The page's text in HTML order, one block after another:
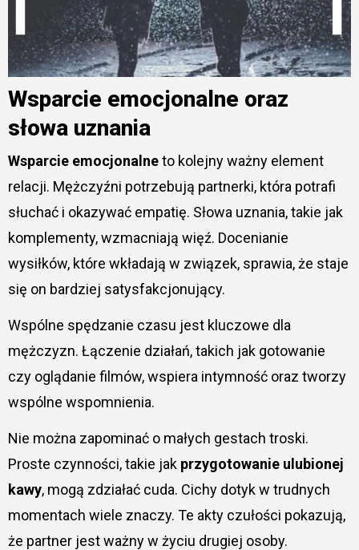
Wsparcie emocjonalne oraz
słowa uznania
Wsparcie emocjonalneto kolejny ważny element
relacji. Mężczyźni potrzebują partnerki, która potrafi
słuchać i okazywać empatię. Słowa uznania, takie jak
komplementy, wzmacniają więź. Docenianie
wysiłków, które wkładają w związek, sprawia, że staje
się on bardziej satysfakcjonujący.
Wspólne spędzanie czasu jest kluczowe dla
mężczyzn. Łączenie działań, takich jak gotowanie
czy oglądanie filmów, wspiera intymność oraz tworzy
wspólne wspomnienia.
Nie można zapominać o małych gestach troski.
Proste czynności, takie jak przygotowanie ulubionej
kawy, mogą zdziałać cuda. Cichy dotyk w trudnych
momentach wiele znaczy. Te akty czułości pokazują,
że partner jest ważny w życiu drugiej osoby.